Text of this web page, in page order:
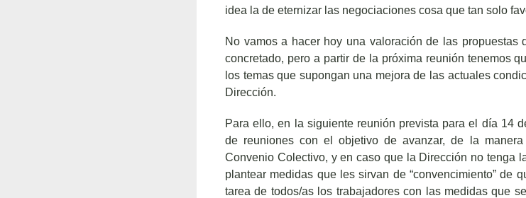
idea la de eternizar las negociaciones cosa que tan solo
No vamos a hacer hoy una valoración de las
concretado, pero a partir de la próxima reunión tenemos
los temas que supongan una mejora de las actuales
Dirección.
Para ello, en la siguiente reunión prevista para el día 14
de reuniones con el objetivo de avanzar, de la
Convenio Colectivo, y en caso que la Dirección no tenga
plantear medidas que les sirvan de “convencimiento” de
tarea de todos/as los trabajadores con las medidas que